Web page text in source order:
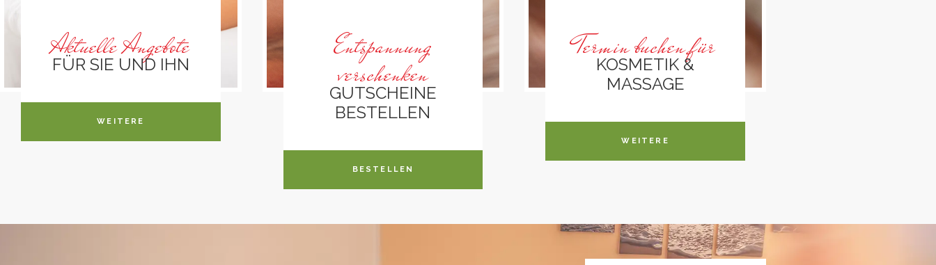
Aktuelle Angebote
FÜR SIE UND IHN
WEITERE
Entspannung
verschenken
GUTSCHEINE
BESTELLEN
BESTELLEN
Termin buchen für
KOSMETIK &
MASSAGE
WEITERE